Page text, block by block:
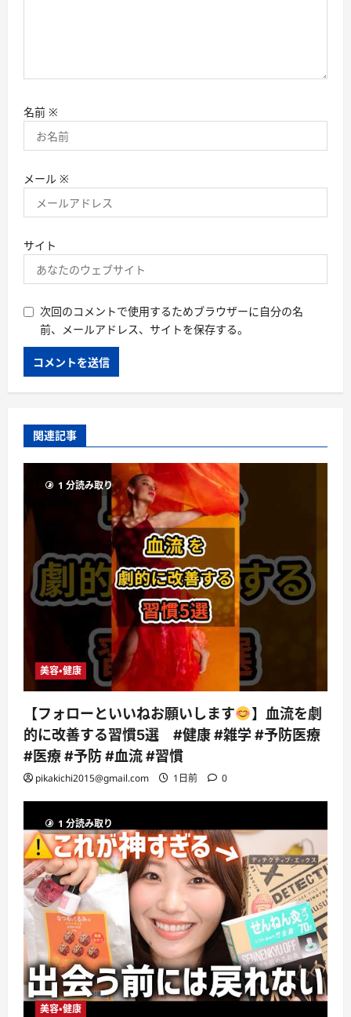
名前 ※
メール ※
サイト
次回のコメントで使用するためブラウザーに自分の名
前、メールアドレス、サイトを保存する。
関連記事
1 分読み取り
美容・健康
【フォローといいねお願いします
】血流を劇
的に改善する習慣5選 #健康 #雑学 #予防医療
#医療 #予防 #血流 #習慣
pikakichi2015@gmail.com 1日前 0
1 分読み取り
美容・健康